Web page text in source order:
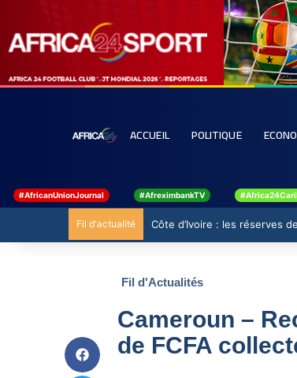
ACCUEIL POLITIQUE
#AfricanUnionJournal #AfreximbankTV
Fil d'actualité Côte d’Ivoire : les réserves
Fil d'Actualités
Cameroun –
de FCFA